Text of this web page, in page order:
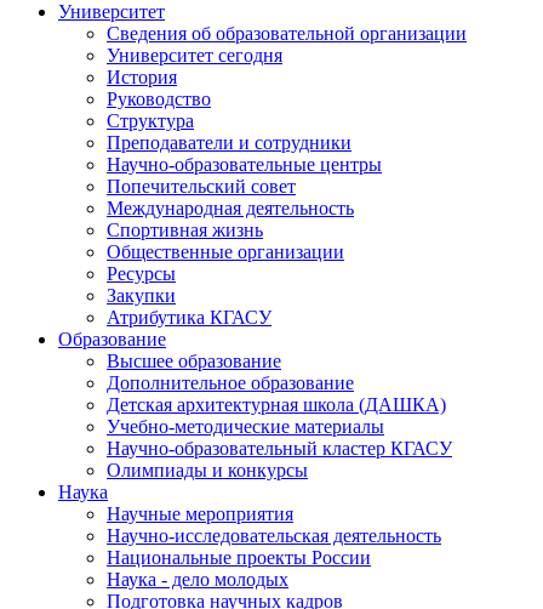
Университет
Сведения об образовательной организации
Университет сегодня
История
Руководство
Структура
Преподаватели и сотрудники
Научно-образовательные центры
Попечительский совет
Международная деятельность
Спортивная жизнь
Общественные организации
Ресурсы
Закупки
Атрибутика КГАСУ
Образование
Высшее образование
Дополнительное образование
Детская архитектурная школа (ДАШКА)
Учебно-методические материалы
Научно-образовательный кластер КГАСУ
Олимпиады и конкурсы
Наука
Научные мероприятия
Научно-исследовательская деятельность
Национальные проекты России
Наука - дело молодых
Подготовка научных кадров